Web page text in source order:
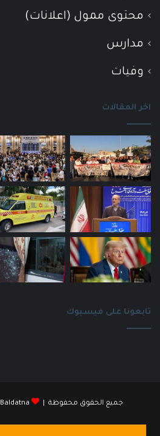
محتوى ممول (اعلانات)
مدارس
وفيات
اخر المقالات
تابعونا على فيسبوك
جميع الحقوق محفوظة | Baldatna